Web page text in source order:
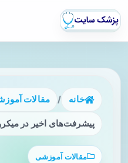
خانه / مقالات
پیشرفت‌های اخیر در
مقالات آموزشی